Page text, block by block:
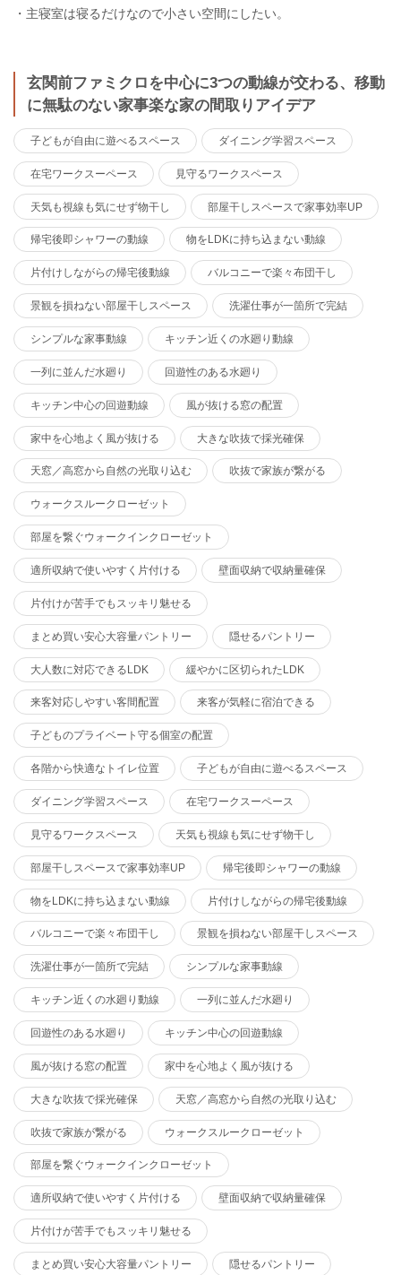
・主寝室は寝るだけなので小さい空間にしたい。
玄関前ファミクロを中心に3つの動線が交わる、移動
に無駄のない家事楽な家の間取りアイデア
子どもが自由に遊べるスペース ダイニング学習スペース
在宅ワークスーペース 見守るワークスペース
天気も視線も気にせず物干し 部屋干しスペースで家事効率UP
帰宅後即シャワーの動線 物をLDKに持ち込まない動線
片付けしながらの帰宅後動線 バルコニーで楽々布団干し
景観を損ねない部屋干しスペース 洗濯仕事が一箇所で完結
シンプルな家事動線 キッチン近くの水廻り動線
一列に並んだ水廻り 回遊性のある水廻り
キッチン中心の回遊動線 風が抜ける窓の配置
家中を心地よく風が抜ける 大きな吹抜で採光確保
天窓／高窓から自然の光取り込む 吹抜で家族が繋がる
ウォークスルークローゼット
部屋を繋ぐウォークインクローゼット
適所収納で使いやすく片付ける 壁面収納で収納量確保
片付けが苦手でもスッキリ魅せる
まとめ買い安心大容量パントリー 隠せるパントリー
大人数に対応できるLDK 緩やかに区切られたLDK
来客対応しやすい客間配置 来客が気軽に宿泊できる
子どものプライベート守る個室の配置
各階から快適なトイレ位置 子どもが自由に遊べるスペース
ダイニング学習スペース 在宅ワークスーペース
見守るワークスペース 天気も視線も気にせず物干し
部屋干しスペースで家事効率UP 帰宅後即シャワーの動線
物をLDKに持ち込まない動線 片付けしながらの帰宅後動線
バルコニーで楽々布団干し 景観を損ねない部屋干しスペース
洗濯仕事が一箇所で完結 シンプルな家事動線
キッチン近くの水廻り動線 一列に並んだ水廻り
回遊性のある水廻り キッチン中心の回遊動線
風が抜ける窓の配置 家中を心地よく風が抜ける
大きな吹抜で採光確保 天窓／高窓から自然の光取り込む
吹抜で家族が繋がる ウォークスルークローゼット
部屋を繋ぐウォークインクローゼット
適所収納で使いやすく片付ける 壁面収納で収納量確保
片付けが苦手でもスッキリ魅せる
まとめ買い安心大容量パントリー 隠せるパントリー